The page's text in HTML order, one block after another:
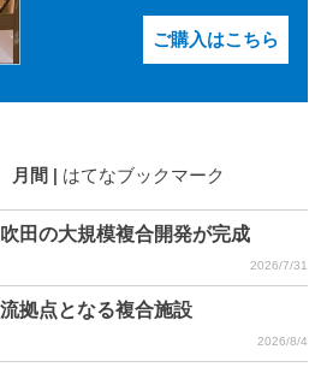
ご購入はこちら
月間 | はてなブックマーク
田の大規模複合開発が完成
2026/7/31
拠点となる複合施設
2026/8/4